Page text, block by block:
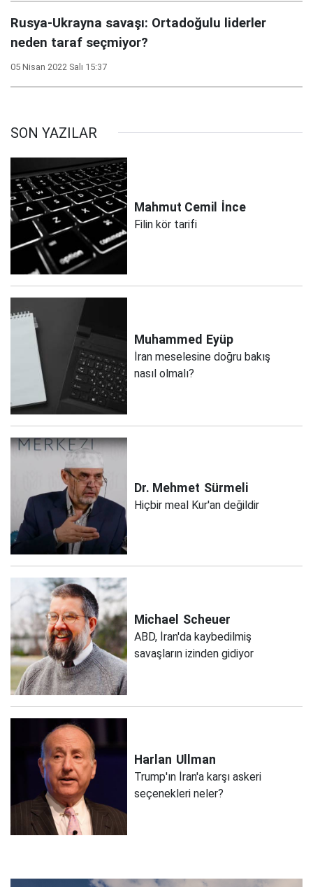
Rusya-Ukrayna savaşı: Ortadoğulu liderler
neden taraf seçmiyor?
05 Nisan 2022 Salı 15:37
SON YAZILAR
Mahmut Cemil İnce
Filin kör tarifi
Muhammed Eyüp
İran meselesine doğru bakış
nasıl olmalı?
Dr. Mehmet Sürmeli
Hiçbir meal Kur'an değildir
Michael Scheuer
ABD, İran'da kaybedilmiş
savaşların izinden gidiyor
Harlan Ullman
Trump'ın İran'a karşı askeri
seçenekleri neler?